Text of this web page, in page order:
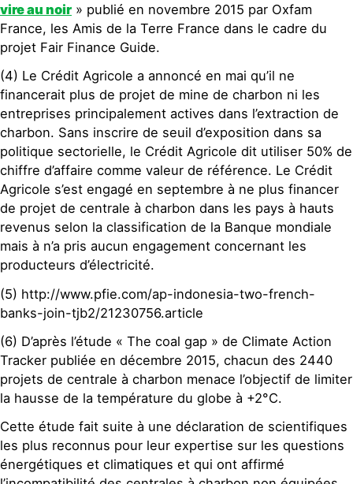
vire au noir » publié en novembre 2015 par Oxfam
France, les Amis de la Terre France dans le cadre du
projet Fair Finance Guide.
(4) Le Crédit Agricole a annoncé en mai qu’il ne
financerait plus de projet de mine de charbon ni les
entreprises principalement actives dans l’extraction de
charbon. Sans inscrire de seuil d’exposition dans sa
politique sectorielle, le Crédit Agricole dit utiliser 50% de
chiffre d’affaire comme valeur de référence. Le Crédit
Agricole s’est engagé en septembre à ne plus financer
de projet de centrale à charbon dans les pays à hauts
revenus selon la classification de la Banque mondiale
mais à n’a pris aucun engagement concernant les
producteurs d’électricité.
(5) http://www.pfie.com/ap-indonesia-two-french-
banks-join-tjb2/21230756.article
(6) D’après l’étude « The coal gap » de Climate Action
Tracker publiée en décembre 2015, chacun des 2440
projets de centrale à charbon menace l’objectif de limiter
la hausse de la température du globe à +2°C.
Cette étude fait suite à une déclaration de scientifiques
les plus reconnus pour leur expertise sur les questions
énergétiques et climatiques et qui ont affirmé